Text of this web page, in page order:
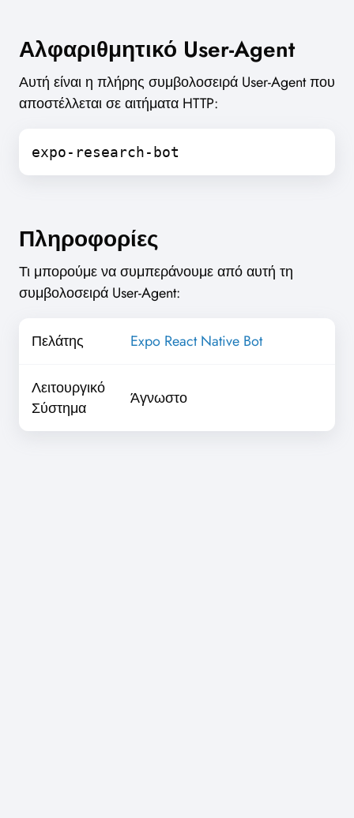
Αλφαριθμητικό User-Agent
Αυτή είναι η πλήρης συμβολοσειρά User-Agent που
αποστέλλεται σε αιτήματα HTTP:
expo-research-bot
Πληροφορίες
Τι μπορούμε να συμπεράνουμε από αυτή τη
συμβολοσειρά User-Agent:
Πελάτης Expo React Native Bot
Λειτουργικό
Σύστημα
Άγνωστο